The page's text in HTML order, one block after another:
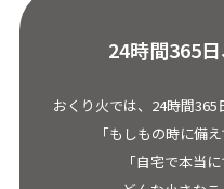
24時間365
おくり火では、24時間365
「もしもの時に備
「自宅で本当